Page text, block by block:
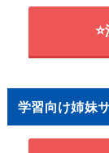
学習向け姉妹